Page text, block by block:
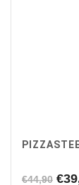
€44,90 €